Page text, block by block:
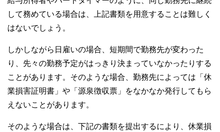
して務めている場合は、上記書類を用意することは難しく
はないでしょう。
しかしながら日雇いの場合、短期間で勤務先が変わった
り、先々の勤務予定がはっきり決まっていなかったりする
ことがあります。そのような場合、勤務先によっては「休
業損害証明書」や「源泉徴収票」をなかなか発行してもら
えないことがあります。
そのような場合は、下記の書類を提出するにより、休業損